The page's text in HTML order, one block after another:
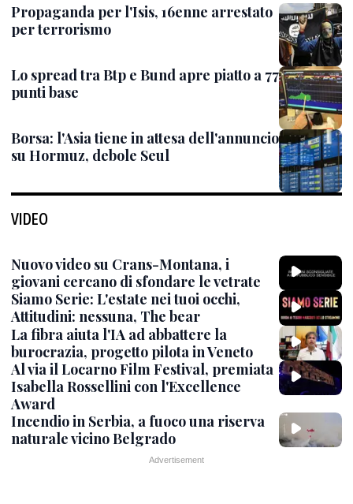
Propaganda per l'Isis, 16enne arrestato
per terrorismo
Lo spread tra Btp e Bund apre piatto a 77
punti base
Borsa: l'Asia tiene in attesa dell'annuncio
su Hormuz, debole Seul
VIDEO
Nuovo video su Crans-Montana, i
giovani cercano di sfondare le vetrate
Siamo Serie: L'estate nei tuoi occhi,
Attitudini: nessuna, The bear
La fibra aiuta l'IA ad abbattere la
burocrazia, progetto pilota in Veneto
Al via il Locarno Film Festival, premiata
Isabella Rossellini con l'Excellence
Award
Incendio in Serbia, a fuoco una riserva
naturale vicino Belgrado